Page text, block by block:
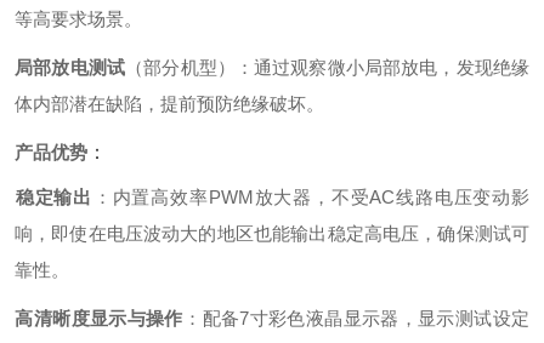
等高要求场景。
局部放电测试‌（部分机型）：通过观察微小局部放电，发现绝缘
体内部潜在缺陷，提前预防绝缘破坏。
产品优势 ‌：
稳定输出 ‌：内置高效率PWM放大器，不受AC线路电压变动影
响，即使在电压波动大的地区也能输出稳定高电压，确保测试可
靠性。
高清晰度显示与操作 ‌：配备7寸彩色液晶显示器，显示测试设定